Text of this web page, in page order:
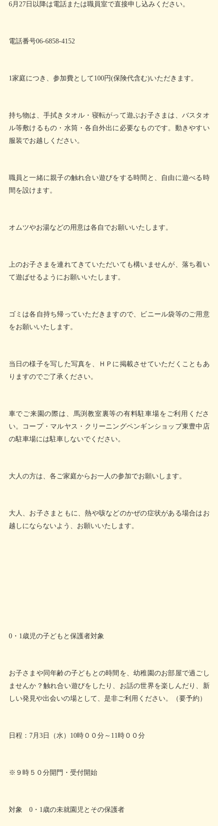
6月27日以降は電話または職員室で直接申し込みください。
電話番号06-6858-4152
1家庭につき、参加費として100円(保険代含む)いただきます。
持ち物は、手拭きタオル・寝転がって遊ぶお子さまは、バスタオ
ル等敷けるもの・水筒・各自外出に必要なものです。動きやすい
服装でお越しください。
職員と一緒に親子の触れ合い遊びをする時間と、自由に遊べる時
間を設けます。
オムツやお湯などの用意は各自でお願いいたします。
上のお子さまを連れてきていただいても構いませんが、落ち着い
て遊ばせるようにお願いいたします。
ゴミは各自持ち帰っていただきますので、ビニール袋等のご用意
をお願いいたします。
当日の様子を写した写真を、ＨＰに掲載させていただくこともあ
りますのでご了承ください。
車でご来園の際は、馬渕教室裏等の有料駐車場をご利用くださ
い。コープ・マルヤス・クリーニングペンギンショップ東豊中店
の駐車場には駐車しないでください。
大人の方は、各ご家庭からお一人の参加でお願いします。
大人、お子さまともに、熱や咳などのかぜの症状がある場合はお
越しにならないよう、お願いいたします。
0・1歳児の子どもと保護者対象
お子さまや同年齢の子どもとの時間を、幼稚園のお部屋で過ごし
ませんか？触れ合い遊びをしたり、お話の世界を楽しんだり、新
しい発見や出会いの場として、是非ご利用ください。（要予約）
日程：7月3日（水）10時００分～11時００分
※９時５０分開門・受付開始
対象 0・1歳の未就園児とその保護者